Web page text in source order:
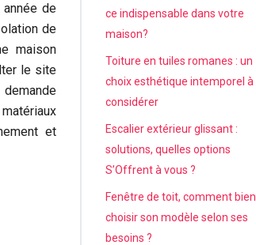
de
de
maison
le site
et
ce indispensable dans votre
maison?
Toiture en tuiles romanes : un
choix esthétique intemporel à
considérer
Escalier extérieur glissant :
solutions, quelles options
S’Offrent à vous ?
Fenêtre de toit, comment bien
choisir son modèle selon ses
besoins ?